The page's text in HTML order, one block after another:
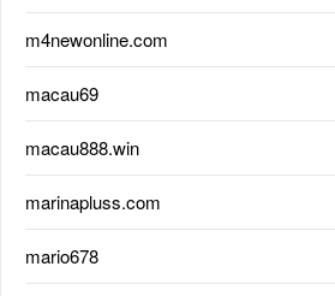
m4newonline.com
macau69
macau888.win
marinapluss.com
mario678